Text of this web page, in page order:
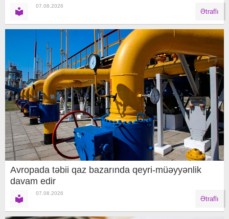
07.08.2026
Ətraflı
Avropada təbii qaz bazarında qeyri-müəyyənlik
davam edir
07.08.2026
Ətraflı